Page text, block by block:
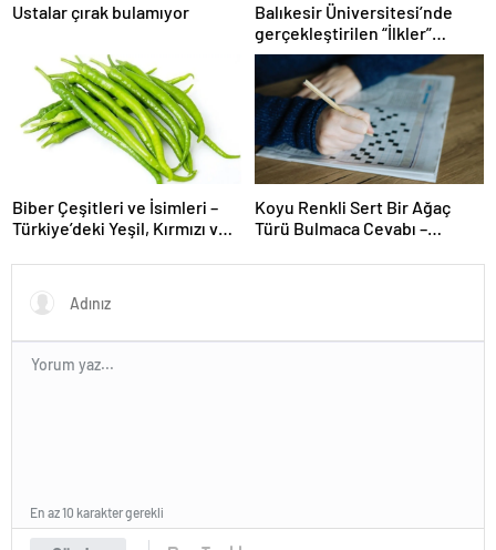
Ustalar çırak bulamıyor
Balıkesir Üniversitesi’nde
gerçekleştirilen “İlkler”
üniversitenin geleceğini
şekillendiriyor
Biber Çeşitleri ve İsimleri –
Türkiye’deki Yeşil, Kırmızı ve
Koyu Renkli Sert Bir Ağaç
Türü Bulmaca Cevabı –
Bir Ağaç Türü
En az 10 karakter gerekli